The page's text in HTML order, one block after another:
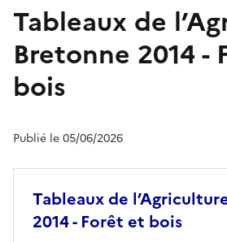
Tableaux de
Bretonne 2014 -
bois
Publié le 05/06/2026
Tableaux de
2014 - Forêt et bois